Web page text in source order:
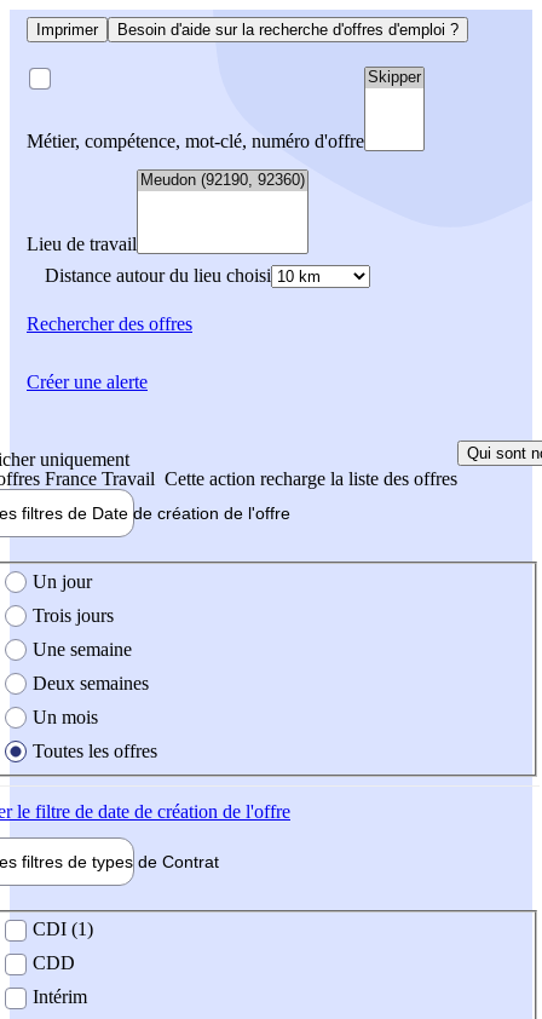
Imprimer Besoin d'aide sur la recherche d'offres d'emploi ?
Métier, compétence, mot-clé, numéro d'offre
Lieu de travail
Distance autour du lieu choisi
Rechercherdes offres
uniquement
France Travail Cette action recharge la liste des offres
Qui sont
filtres de Date de création de l'offre
création de l'offre
Un jour
Trois jours
Une semaine
Deux semaines
Un mois
Toutes les offres
le filtre de date de création de l'offre
filtres de types de Contrat
contrat
CDI (1)
CDD
Intérim
Créer une alerte